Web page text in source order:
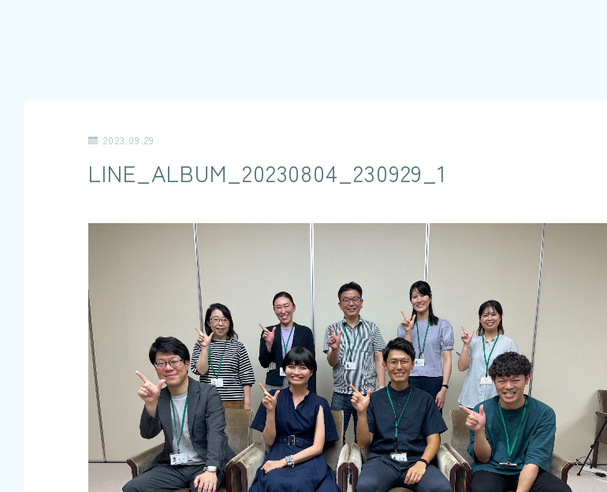
2023.09.29
LINE_ALBUM_20230804_230929_1